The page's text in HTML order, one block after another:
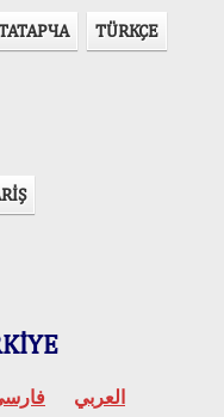
TÜRKÇE
العربي